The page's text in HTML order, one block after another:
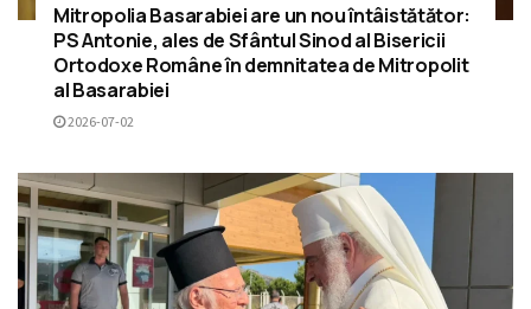
Mitropolia Basarabiei are un nou întâistătător:
PS Antonie, ales de Sfântul Sinod al Bisericii
Ortodoxe Române în demnitatea de Mitropolit
al Basarabiei
2026-07-02